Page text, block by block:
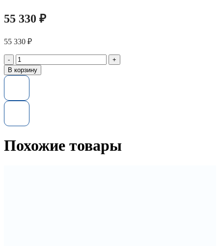
55 330 ₽
55 330 ₽
Количество
товара
Серверный
Xeon
6248
24
OEM
В корзину
Похожие товары